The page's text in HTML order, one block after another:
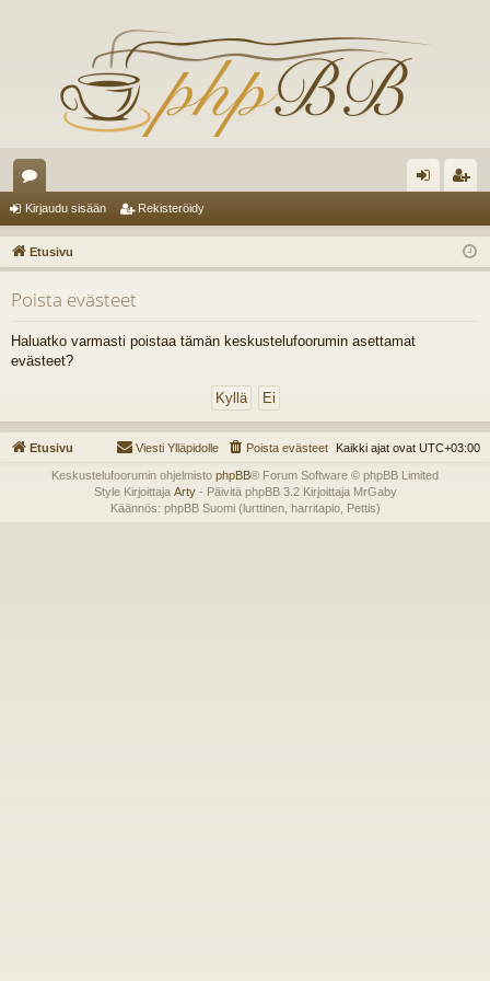
es
ku
st
el
ua
t
au
du
ist
er
Kirjaudu sisään Rekisteröidy
Etusivu
Poista evästeet
Haluatko varmasti poistaa tämän keskustelufoorumin asettamat
evästeet?
Etusivu Kaikki ajat ovat UTC+03:00
Poista evästeet
Viesti Ylläpidolle
Keskustelufoorumin ohjelmisto phpBB® Forum Software © phpBB Limited
Style Kirjoittaja Arty- Päivitä phpBB 3.2 Kirjoittaja MrGaby
Käännös: phpBB Suomi (lurttinen, harritapio, Pettis)